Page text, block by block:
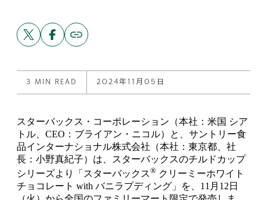
Share
this
post
X
Share
this
post
Facebook
Copy
link
to
3 MIN READ 2024年11月05日
スターバックス・コーポレーション（本社：米国 シア
トル、CEO：ブライアン・ニコル）と、サントリー食
品インターナショナル株式会社（本社：東京都、社
長：小野真紀子）は、スターバックスのチルドカップ
シリーズより「スターバックス® クリーミーホワイト
チョコレート with バニラプディング」を、11月12日